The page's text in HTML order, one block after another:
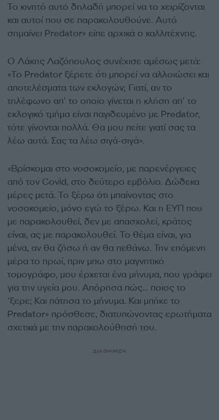
Το κινητό αυτό δηλαδή μπορεί να το χειρίζονται
και αυτοί που σε παρακολουθούνε. Αυτό
σημαίνει Predator» είπε αρχικά ο καλλιτέχνης.
Ο Λάκης Λαζόπουλος συνέχισε αμέσως μετά:
«Το Predator ξέρετε ότι μπορεί να αλλοιώσει και
αποτελέσματα των εκλογών; Γιατί, αν το
τηλέφωνο απ’ το οποίο γίνεται η κλήση απ’ το
εκλογικό τμήμα είναι παγιδευμένο με Predator,
τότε γίνονται πολλά. Θα μου πείτε γιατί σας τα
λέω αυτά. Σας τα λέω σιγά-σιγά».
«Βρίσκομαι στο νοσοκομείο, με παρενέργειες
από τον Covid, στο δεύτερο εμβόλιο. Δώδεκα
μέρες μετά. Το ξέρω ότι μπαίνοντας στο
νοσοκομείο, μόνο εγώ το ξέρω. Και η ΕΥΠ που
με παρακολουθεί, δεν με απασχολεί, κράτος
είναι, ας με παρακολουθεί. Το θέμα είναι, για
μένα, αν θα ζήσω ή αν θα πεθάνω. Την επόμενη
μέρα το πρωί, πριν μπω στο μαγνητικό
τομογράφο, μου έρχεται ένα μήνυμα, που γράφει
για την υγεία μου. Απόρησα πώς… ποιος το
‘ξερε; Και πάτησα το μήνυμα. Και μπήκε το
Predator» πρόσθεσε, διατυπώνοντας ερωτήματα
σχετικά με την παρακολούθησή του.
ΔΙΑΦΗΜΙΣΗ